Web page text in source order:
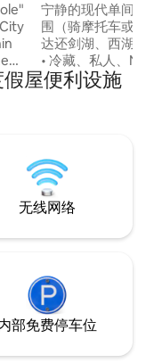
宁静的现代单间公
围（骑摩托车或乘
达还剑湖、西湖和老城区）
• 冷藏、私人、
器系统 •设备齐全的厨房 •套内卫生间 •室
内洗衣机 大楼便利设施： •茶和咖啡等候
住。
屋便利设施
无线网络
部免费停车位